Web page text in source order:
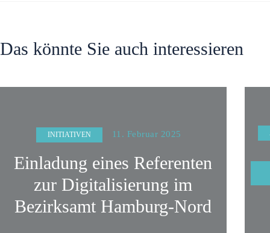
Das könnte Sie auch interessieren
INITIATIVEN 11. Februar 2025
Einladung eines Referenten
zur Digitalisierung im
Bezirksamt Hamburg-Nord